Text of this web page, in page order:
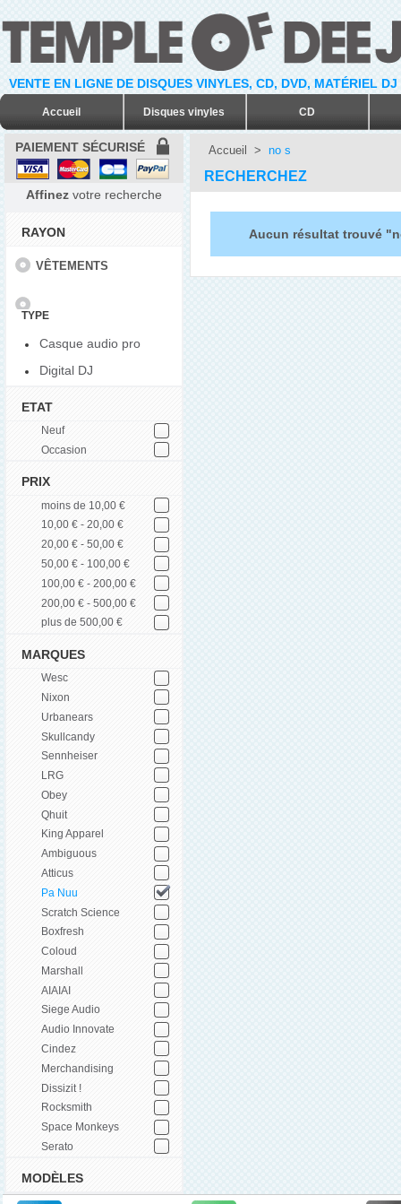
VENTE EN LIGNE DE DISQUES VINYLES, CD, DVD, MATÉRIEL
Accueil Disques vinyles CD
PAIEMENT SÉCURISÉ
Affinez votre recherche
RAYON
VÊTEMENTS
TYPE
Casque audio pro
Digital DJ
ETAT
Neuf
Occasion
PRIX
moins de 10,00 €
10,00 € - 20,00 €
20,00 € - 50,00 €
50,00 € - 100,00 €
100,00 € - 200,00 €
200,00 € - 500,00 €
plus de 500,00 €
MARQUES
Wesc
Nixon
Urbanears
Skullcandy
Sennheiser
LRG
Obey
Qhuit
King Apparel
Ambiguous
Atticus
Pa Nuu
Scratch Science
Boxfresh
Coloud
Marshall
AIAIAI
Siege Audio
Audio Innovate
Cindez
Merchandising
Dissizit !
Rocksmith
Space Monkeys
Serato
MODÈLES
Accueil > no s
RECHERCHEZ
Aucun résultat trouvé